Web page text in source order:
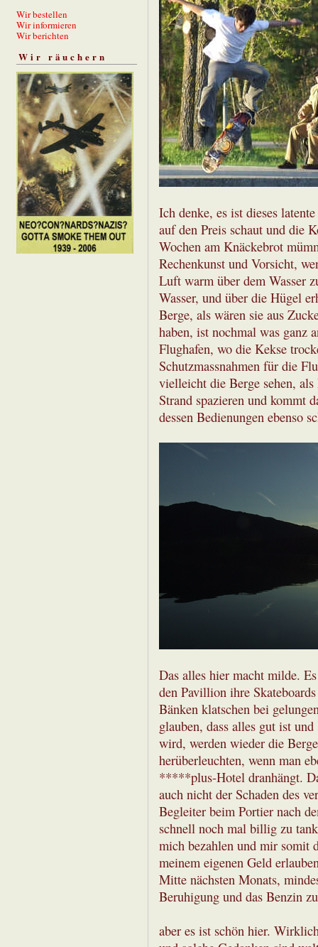
Wir bestellen
Wir informieren
Wir berichten
Wir räuchern
Ich denke, es ist dieses
auf den Preis schaut und die
Wochen am Knäckebrot
Rechenkunst und Vorsicht,
Luft warm über dem Wasser
Wasser, und über die Hügel
Berge, als wären sie aus
haben, ist nochmal was ganz
Flughafen, wo die Kekse
Schutzmassnahmen für die
vielleicht die Berge sehen,
Strand spazieren und kommt
dessen Bedienungen ebenso
Das alles hier macht milde.
den Pavillion ihre
Bänken klatschen bei
glauben, dass alles gut ist
wird, werden wieder die
herüberleuchten, wenn man
*****plus-Hotel dranhängt.
auch nicht der Schaden des
Begleiter beim Portier nach
schnell noch mal billig zu
mich bezahlen und mir somit
meinem eigenen Geld
Mitte nächsten Monats,
Beruhigung und das Benzin
aber es ist schön hier.